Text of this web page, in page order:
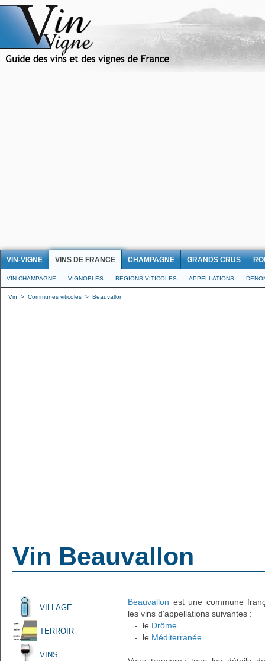
VIN-VIGNE VINS DE FRANCE CHAMPAGNE GRANDS CRUS
VIN CHAMPAGNE VIGNOBLES REGIONS VITICOLES APPELLATIONS
Vin > Communes viticoles > Beauvallon
Vin Beauvallon
VILLAGE
TERROIR
VINS
Beauvallon est une commune
les vins d'appellations suivantes :
- le Drôme
- le Méditerranée